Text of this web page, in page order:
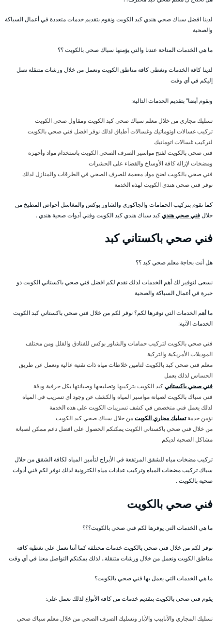
لدينا افضل سباك صحي هندي كبد الكويت ونقوم بتقديم خدمات متعددة في أعمال السباكة
والصحية
ما هي الخدمات المتاحة عندنا والتي يؤمنها سباك صحي بالكويت ؟؟
لدينا كافة الخدمات ونغطي كافة مناطق الكويت ونعمل من خلال ورشات متنقلة تصل
إليكم في أي وقت
ونقوم أيضا” بتقديم الخدمات التالية:
تسليك مجاري من خلال معلم سباك صحي كبد الكويت ومقاول صحي الكويت
تركيب غسالات اوتوماتيك وغسالات أطباق لذلك نوفر افضل فني صحي بالكويت
لتركيب غسالات اتوماتيك
فني صحي بالكويت لفتح مواسير الصرف الصحي الكويت باستخدام مواد وأجهزة
ومضخات لإزالة كافة الأوساخ والقضاء على الحشرات
فني صحي بالكويت لضخ مواد معقمة للصرف الصحي في الطرقات والمنازل لذلك
نوفر فني صحي هندي الكويت لهذه الخدمة
كما نقوم بتركيب الحمامات والجاكوزي والشاور بوكس والمغاسل أحواض المطبخ من
خلالفني صحي هنديكبد سباك هندي كبد الكويت وفني أدوات صحية هندي .
فني صحي باكستاني كبد
هل أنت بحاجة معلم صحي كبد ؟؟
نسعى لتوفير لك أهم الخدمات لذلك نقدم لكم افضل فني صحي باكستاني الكويت ذو
خبرة في أعمال السباكة والصحية
ما أهم الخدمات التي نوفرها لكم؟ نوفر لكم من خلال فني صحي باكستاني كبد الكويت
الخدمات الآتية:
فني صحي بالكويت لتركيب حمامات والشاور بوكس للفنادق والفلل ومن مختلف
الموديلات الأمريكية والتركية
معلم فني صحي كبد بالكويت لتامين خلاطات مياه ذات تقنية عالية وتعمل عن طريق
الحساس لذلك يعمل
فني صحي باكستانيكبد الكويت بتركيبها وتصليحها وصيانتها بكل حرفية ودقة
فني سباك بالكويت لصيانة مواسير المياه والكشف عن وجود أي تسريب في المياه
لذلك يعمل فني متخصص في كشف تسريبات الكويت على هذه الخدمة
نؤمن خدمةتسليك مجاري الكويتمن خلال سباك صحي كبد الكويت
من خلال فني صحي باكستاني الكويت يمكنكم الحصول على افضل دعم ممكن لصيانة
مشاكل الصحية لديكم
تركيب مضخات مياه للشقق المرتفعة في الأبراج لتأمين المياه لكافة الشقق من خلال
سباك تركيب مضخات المياه وتركيب عدادات مياه الكترونية لذلك نوفر لكم فني أدوات
صحية بالكويت .
فني صحي بالكويت
ما هي الخدمات التي يوفرها لكم فني صحي بالكويت؟؟؟
نوفر لكم من خلال فني صحي بالكويت خدمات مختلفة كما أننا نعمل على تغطية كافة
مناطق الكويت ونعمل من خلال ورشات متنقلة.. لذلك يمكنكم التواصل معنا في أي وقت
ما هي الخدمات التي يعمل بها فني صحي بالكويت؟
يقوم فني صحي بالكويت بتقديم خدمات من كافة الأنواع لذلك نعمل على:
تسليك المجاري والأنابيب والآبار وتسليك الصرف الصحي من خلال معلم سباك صحي